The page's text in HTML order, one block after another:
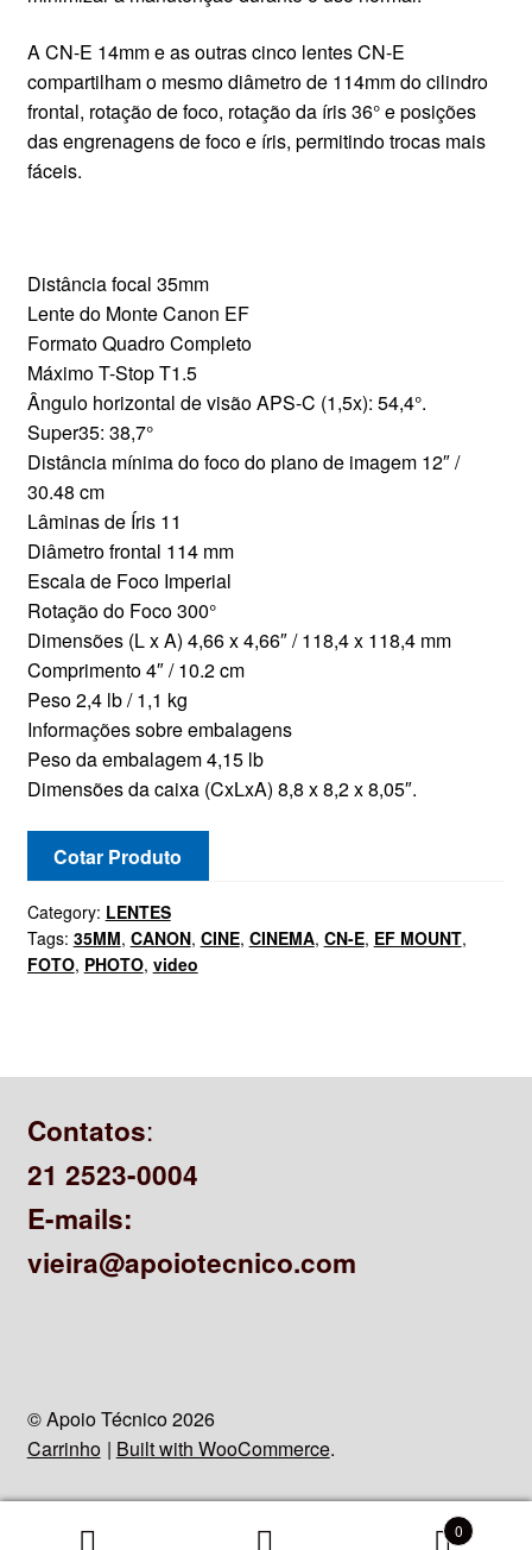
A CN-E 14mm e as outras cinco lentes CN-E
compartilham o mesmo diâmetro de 114mm do cilindro
frontal, rotação de foco, rotação da íris 36° e posições
das engrenagens de foco e íris, permitindo trocas mais
fáceis.
Distância focal 35mm
Lente do Monte Canon EF
Formato Quadro Completo
Máximo T-Stop T1.5
Ângulo horizontal de visão APS-C (1,5x): 54,4°.
Super35: 38,7°
Distância mínima do foco do plano de imagem 12″ /
30.48 cm
Lâminas de Íris 11
Diâmetro frontal 114 mm
Escala de Foco Imperial
Rotação do Foco 300°
Dimensões (L x A) 4,66 x 4,66″ / 118,4 x 118,4 mm
Comprimento 4″ / 10.2 cm
Peso 2,4 lb / 1,1 kg
Informações sobre embalagens
Peso da embalagem 4,15 lb
Dimensões da caixa (CxLxA) 8,8 x 8,2 x 8,05″.
Cotar Produto
Category: LENTES
Tags: 35MM, CANON, CINE, CINEMA, CN-E, EF MOUNT,
FOTO, PHOTO, video
Contatos:
21 2523-0004
E-mails:
vieira@apoiotecnico.com
© Apoio Técnico 2026
Carrinho
Built with WooCommerce.
0